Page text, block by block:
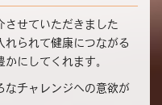
させていただきました
れられて健康につながる
にしてくれます。
なチャレンジへの意欲が